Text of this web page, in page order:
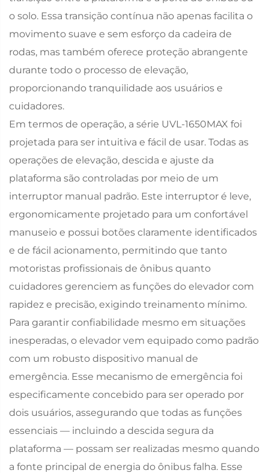
o solo. Essa transição contínua não apenas facilita o
movimento suave e sem esforço da cadeira de
rodas, mas também oferece proteção abrangente
durante todo o processo de elevação,
proporcionando tranquilidade aos usuários e
cuidadores.
Em termos de operação, a série UVL-1650MAX foi
projetada para ser intuitiva e fácil de usar. Todas as
operações de elevação, descida e ajuste da
plataforma são controladas por meio de um
interruptor manual padrão. Este interruptor é leve,
ergonomicamente projetado para um confortável
manuseio e possui botões claramente identificados
e de fácil acionamento, permitindo que tanto
motoristas profissionais de ônibus quanto
cuidadores gerenciem as funções do elevador com
rapidez e precisão, exigindo treinamento mínimo.
Para garantir confiabilidade mesmo em situações
inesperadas, o elevador vem equipado como padrão
com um robusto dispositivo manual de
emergência. Esse mecanismo de emergência foi
especificamente concebido para ser operado por
dois usuários, assegurando que todas as funções
essenciais — incluindo a descida segura da
plataforma — possam ser realizadas mesmo quando
a fonte principal de energia do ônibus falha. Esse